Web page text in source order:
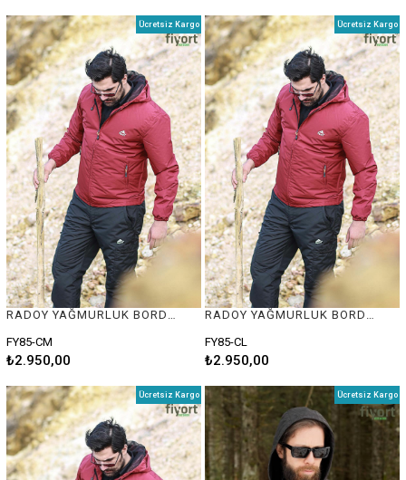
FY85-CM
₺2.950,00
Ücretsiz Kargo
FY85-CL
₺2.950,00
Ücretsiz Kargo
Ücretsiz Kargo Ücretsiz Kargo